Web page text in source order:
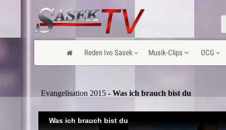
Reden Ivo Sasek Musik-Clips OCG
Evangelisation 2015 - Was ich brauch bist du
Was ich brauch bist du